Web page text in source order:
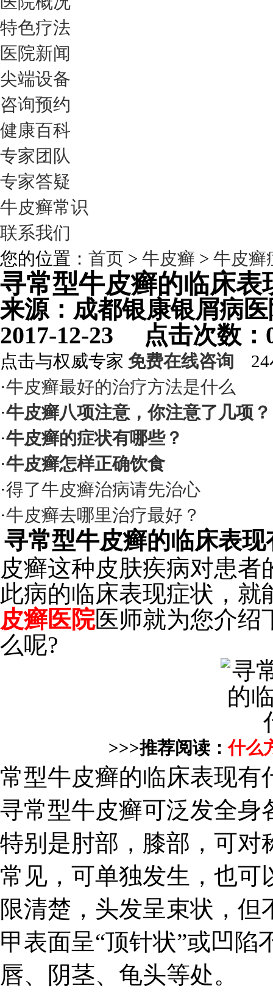
特色疗法
医院新闻
尖端设备
咨询预约
健康百科
专家团队
专家答疑
牛皮癣常识
联系我们
您的位置： 首页 > 牛皮癣 > 牛皮癣
寻常型牛皮癣的临床表
来源：成都银康银
2017-12-23 点击次数
点击与权威专家 免费在线咨询 24
·牛皮癣最好的治疗方法是什么
·牛皮癣八项注意，你注意了几项？
·牛皮癣的症状有哪些？
·牛皮癣怎样正确饮食
·得了牛皮癣治病请先治心
·牛皮癣去哪里治疗最好？
寻常型牛皮癣的临床表现
皮癣这种皮肤疾病对患
此病的临床表现症状，
皮癣医院医师就为您介绍
么呢?
>>>推荐阅读：什么
常型牛皮癣的临床表现有
寻常型牛皮癣可泛发全身
特别是肘部，膝部，可对
常见，可单独发生，也可
限清楚，头发呈束状，
甲表面呈“顶针状”或凹
唇、阴茎、龟头等处。